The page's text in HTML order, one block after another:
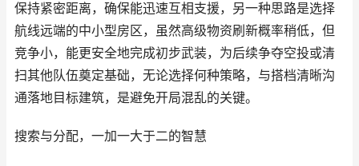
保持紧密距离，确保能迅速互相支援，另一种思路是选择
航线远端的中小型房区，虽然高级物资刷新概率稍低，但
竞争小，能更安全地完成初步武装，为后续争夺空投或清
扫其他队伍奠定基础，无论选择何种策略，与搭档清晰沟
通落地目标建筑，是避免开局混乱的关键。
搜索与分配，一加一大于二的智慧